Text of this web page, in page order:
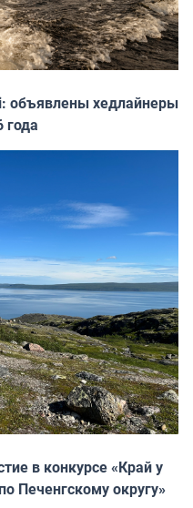
объявлены хедлайнеры
года
в конкурсе «Край у
Печенгскому округу»